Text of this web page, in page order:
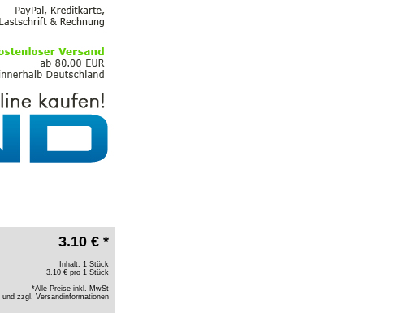
3.10 € *
Inhalt: 1 Stück
3.10 € pro 1 Stück
*Alle Preise inkl. MwSt
und zzgl. Versandinformationen